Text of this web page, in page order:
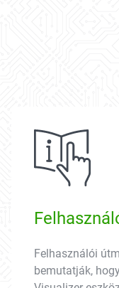
Felhasználói
bemutatják,